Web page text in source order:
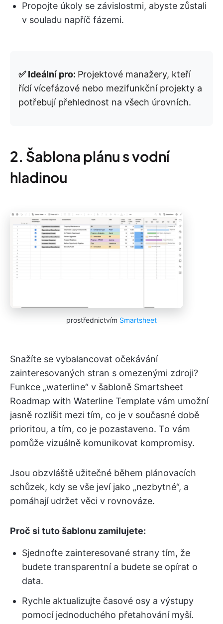
Propojte úkoly se závislostmi, abyste zůstali
v souladu napříč fázemi.
✅ Ideální pro: Projektové manažery, kteří
řídí vícefázové nebo mezifunkční projekty a
potřebují přehlednost na všech úrovních.
2. Šablona plánu s vodní
hladinou
prostřednictvím Smartsheet
Snažíte se vybalancovat očekávání
zainteresovaných stran s omezenými zdroji?
Funkce „waterline“ v šabloně Smartsheet
Roadmap with Waterline Template vám umožní
jasně rozlišit mezi tím, co je v současné době
prioritou, a tím, co je pozastaveno. To vám
pomůže vizuálně komunikovat kompromisy.
Jsou obzvláště užitečné během plánovacích
schůzek, kdy se vše jeví jako „nezbytné“, a
pomáhají udržet věci v rovnováze.
Proč si tuto šablonu zamilujete:
Sjednoťte zainteresované strany tím, že
budete transparentní a budete se opírat o
data.
Rychle aktualizujte časové osy a výstupy
pomocí jednoduchého přetahování myší.